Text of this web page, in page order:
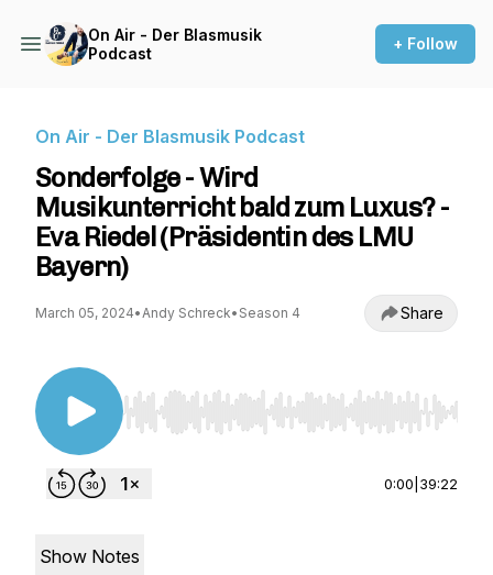
On Air - Der Blasmusik
Podcast
+ Follow
On Air - Der Blasmusik Podcast
Sonderfolge - Wird
Musikunterricht bald zum Luxus? -
Eva Riedel (Präsidentin des LMU
Bayern)
March 05, 2024•Andy Schreck• Season 4 Share
Use Left/Right to seek, Home/End to jump to
0:00 39:22
Show Notes